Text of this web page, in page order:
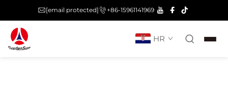
[email protected] +86-15961141969
HR